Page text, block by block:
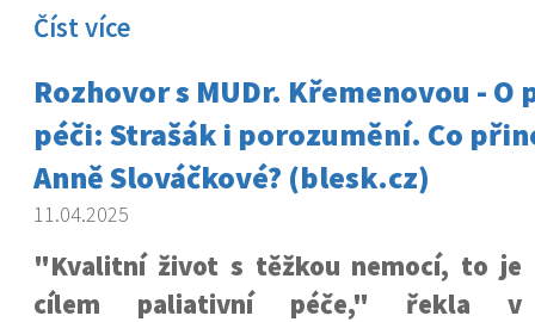
Číst více
Rozhovor s MUDr. Křemenovou -
péči: Strašák i porozumění. Co
Anně Slováčkové? (blesk.cz)
11.04.2025
"Kvalitní život s těžkou nemocí, to je
cílem paliativní péče," řekla v